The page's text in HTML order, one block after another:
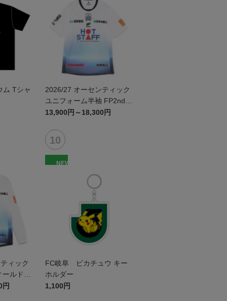
Tシャ
2026/27 オーセンティック
ユニフォーム半袖 FP2nd~
岐阜かかみがはら航空宇宙
~
13,900円～18,300円
ィック
ルドプ
岐阜か
円
NEW
FC岐阜 ピカチュウ キー
ホルダー
1,100円